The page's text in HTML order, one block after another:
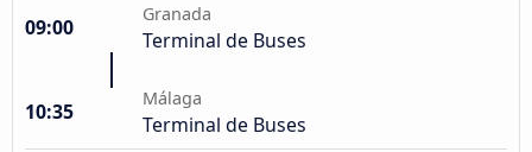
09:00
Granada
Terminal de Buses
10:35
Málaga
Terminal de Buses